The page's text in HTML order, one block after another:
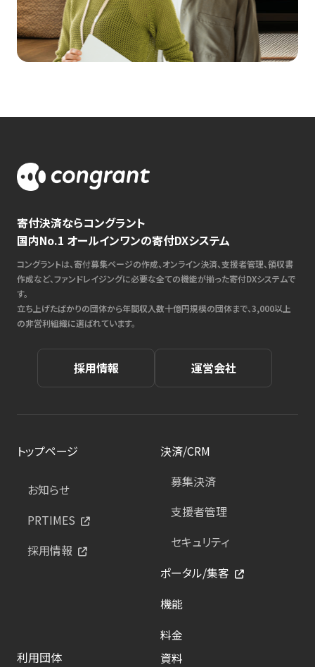
寄付決済ならコングラント
国内No.1 オールインワンの寄付DXシステム
コングラントは、寄付募集ページの作成、オンライン決済、支援者管理、領収書
作成など、ファンドレイジングに必要な全ての機能が揃った寄付DXシステムで
す。
立ち上げたばかりの団体から年間収入数十億円規模の団体まで、3,000以上
の非営利組織に選ばれています。
採用情報 運営会社
トップページ
お知らせ
PRTIMES
採用情報
決済/CRM
募集決済
支援者管理
セキュリティ
ポータル/集客
機能
料金
利用団体
資料